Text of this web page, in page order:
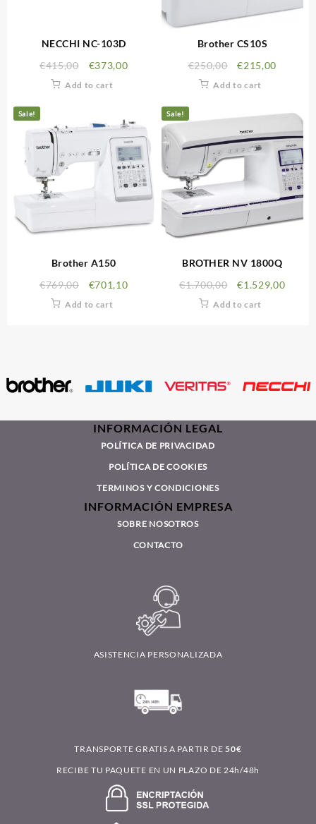
NECCHI NC-103D
€415,00 €373,00
Add to cart
Brother CS10S
€250,00 €215,00
Add to cart
Sale!
Brother A150
€769,00 €701,10
Add to cart
Sale!
BROTHER NV 1800Q
€1.700,00 €1.529,00
Add to cart
INFORMACIÓN LEGAL
POLÍTICA DE PRIVACIDAD
POLÍTICA DE COOKIES
TERMINOS Y CONDICIONES
INFORMACIÓN EMPRESA
SOBRE NOSOTROS
CONTACTO
ASISTENCIA PERSONALIZADA
TRANSPORTE GRATIS A PARTIR DE50€
RECIBE TU PAQUETE EN UN PLAZO DE 24h/48h